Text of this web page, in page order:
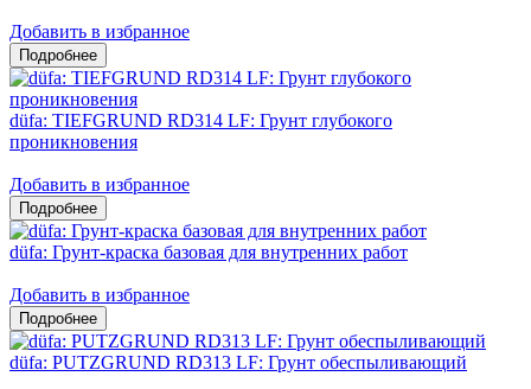
Добавить в избранное
düfa: TIEFGRUND RD314 LF: Грунт глубокого
проникновения
Добавить в избранное
düfa: Грунт-краска базовая для внутренних работ
Добавить в избранное
düfa: PUTZGRUND RD313 LF: Грунт обеспыливающий